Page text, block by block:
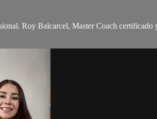
Roy Balcarcel, Master Coach